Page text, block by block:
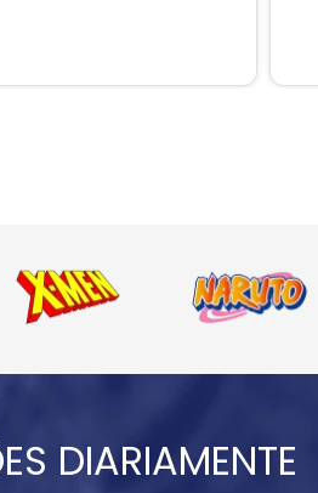
DIARIAMENTE